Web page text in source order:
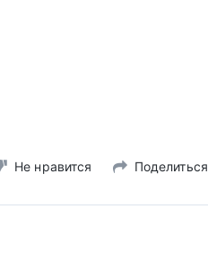
Не нравится Поделиться